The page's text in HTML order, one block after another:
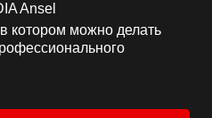
Ansel
котором можно делать